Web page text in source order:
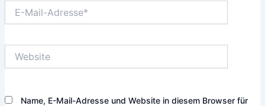
Mail-
Name, E-Mail-Adresse und Website in diesem Browser für